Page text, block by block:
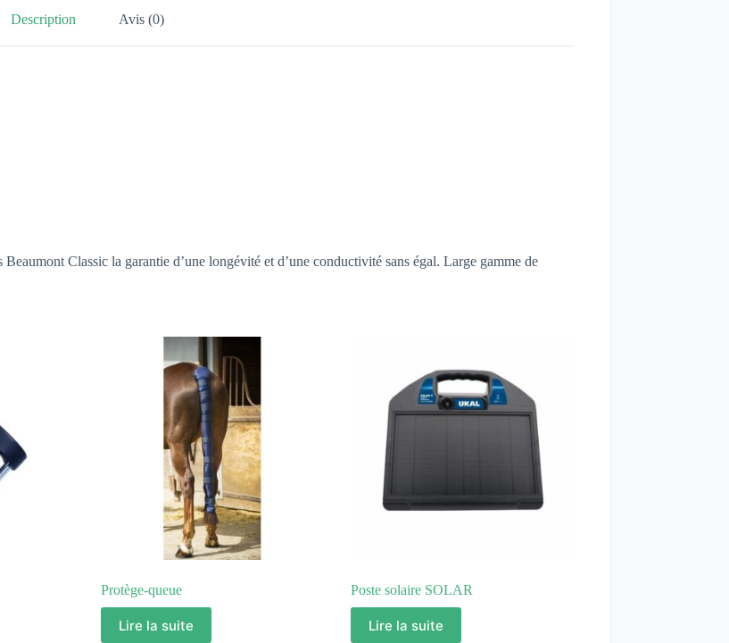
Description Avis (0)
Classic la garantie d’une longévité et d’une conductivité sans égal. Large gamme de
Protège-queue
Lire la suite
Poste solaire SOLAR
Lire la suite